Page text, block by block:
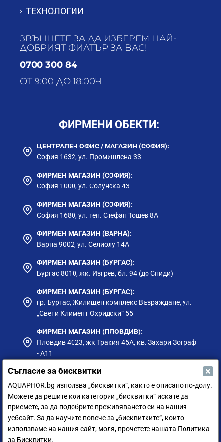
ПРОФЕСИОНАЛНИ БАРИСТИ
И ГОТВАЧИ, ПОЗНАВАТЕЛИ
НА ЧАЙОВЕ
За тези, които смятат кулинарията за изкуство, всяка
съставка е част от "произведението".
Редките кафени зърна, ексклузивните чайове,
креативните и изтънчени ястия са капризни. Те
изискват всеки детайл да бъде перфектен. Само
се разтвори пълният потенциал на съставките и
помага на готвача да бъде сигурен в крайния
ТЕХНОЛОГИИ
ЗВЪННЕТЕ ЗА ДА ИЗБЕРЕМ НАЙ-
ДОБРИЯТ ФИЛТЪР ЗА ВАС!
0700 300 84
ОТ 9:00 ДО 18:00Ч
ФИРМЕНИ ОБЕКТИ:
ЦЕНТРАЛЕН ОФИС / МАГАЗИН (СОФИЯ):
София 1632, ул. Промишлена 33
ФИРМЕН МАГАЗИН (СОФИЯ):
София 1000, ул. Солунска 43
ФИРМЕН МАГАЗИН (СОФИЯ):
София 1680, ул. ген. Стефан Тошев 8А
ФИРМЕН МАГАЗИН (ВАРНА):
Варна 9002, ул. Селиолу 14А
ФИРМЕН МАГАЗИН (БУРГАС):
Бургас 8010, жк. Изгрев, бл. 94 (до Спиди)
ФИРМЕН МАГАЗИН (БУРГАС):
гр. Бургас, Жилищен комплекс Възраждане, ул.
„Свети Климент Охридски“ 55
ФИРМЕН МАГАЗИН (ПЛОВДИВ):
Пловдив 4023, жк Тракия 45А, кв. Захари Зограф
- А11
ФИРМЕН МАГАЗИН (РУСЕ):
гр. Русе, ул. Борисова 73, до Приста Ойл
ФИРМЕН МАГАЗИН (СИЛИСТРА):
гр. Силистра, ул. Петър Мутафчиев 75
ЦЕНТРАЛЕН СКЛАД (СОФИЯ):
Съгласие за бисквитки ×
AQUAPHOR.bg използва „бисквитки“, както е описано по-долу.
Можете да решите кои категории „бисквитки“ искате да
приемете, за да подобрите преживяването си на нашия
уебсайт. За да научите повече за „бисквитките“, които
използваме на нашия сайт, моля, прочетете нашата Политика
за Бисквитки.